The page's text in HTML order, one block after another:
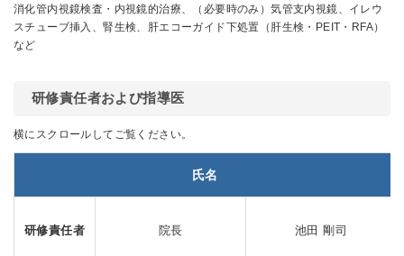
消化管内視鏡検査・内視鏡的治療、（必要時のみ）気管支内視鏡、イレウ
スチューブ挿入、腎生検、肝エコーガイド下処置（肝生検・PEIT・RFA）
など
研修責任者および指導医
横にスクロールしてご覧ください。
氏名
研修責任者 院長 池田 剛司